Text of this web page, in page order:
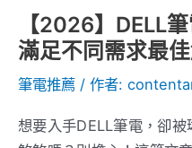
【2026】DELL
滿足不同需求最
筆電推薦 / 作者:
想要入手DELL筆電，卻
系
列：
滿
足
同